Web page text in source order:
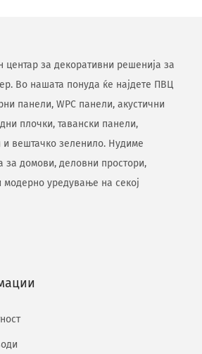
за декоративни решенија за
Во нашата понуда ќе најдете ПВЦ
панели, WPC панели, акустични
плочки, тавански панели,
и вештачко зеленило. Нудиме
за домови, деловни простори,
модерно уредување на секој